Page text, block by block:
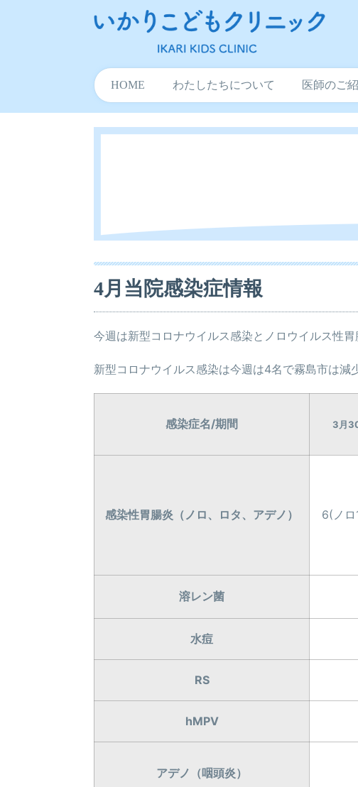
HOME わたしたちについて 医師のご
4月当院感染症情報
今週は新型コロナウイルス感染とノロウイルス性胃
新型コロナウイルス感染は今週は4名で霧島市は減
感染症名/期間 3月
感染性胃腸炎（ノロ、ロタ、アデノ） 6(ノロ
溶レン菌
水痘
RS
hMPV
アデノ（咽頭炎）